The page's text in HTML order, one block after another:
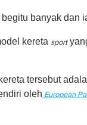
banyak dan
kereta sport
tersebut
oleh European